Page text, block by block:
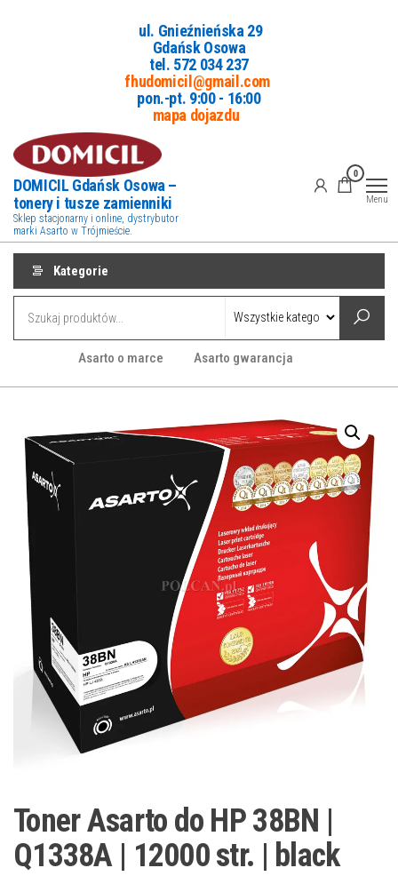
ul. Gnieźnieńska 29
Gdańsk Osowa
tel. 572 034 237
fhudomicil@gmail.com
pon.-pt. 9:00 - 16:00
mapa dojazdu
DOMICIL Gdańsk Osowa –
tonery i tusze zamienniki
Sklep stacjonarny i online, dystrybutor
marki Asarto w Trójmieście.
0
Menu
Kategorie
Asarto o marce Asarto gwarancja
Toner Asarto do HP 38BN |
Q1338A | 12000 str. | black